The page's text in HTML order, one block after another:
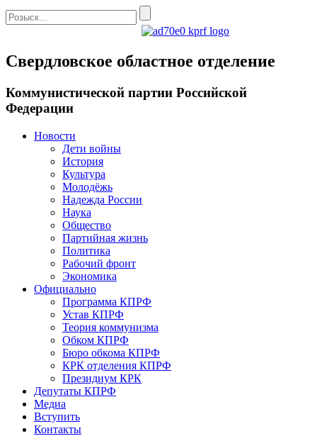
Свердловское областное отделение
Коммунистической партии Российской
Федерации
Новости
Дети войны
История
Культура
Молодёжь
Надежда России
Наука
Общество
Партийная жизнь
Политика
Рабочий фронт
Экономика
Официально
Программа КПРФ
Устав КПРФ
Теория коммунизма
Обком КПРФ
Бюро обкома КПРФ
КРК отделения КПРФ
Президиум КРК
Депутаты КПРФ
Медиа
Вступить
Контакты